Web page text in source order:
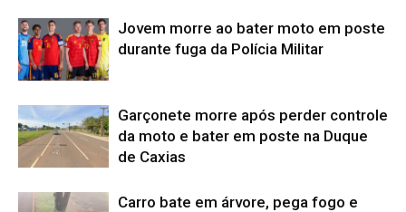
Jovem morre ao bater moto em poste
durante fuga da Polícia Militar
Garçonete morre após perder controle
da moto e bater em poste na Duque
de Caxias
Carro bate em árvore, pega fogo e